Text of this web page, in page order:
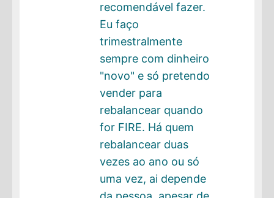
recomendável fazer.
Eu faço
trimestralmente
sempre com dinheiro
"novo" e só pretendo
vender para
rebalancear quando
for FIRE. Há quem
rebalancear duas
vezes ao ano ou só
uma vez, ai depende